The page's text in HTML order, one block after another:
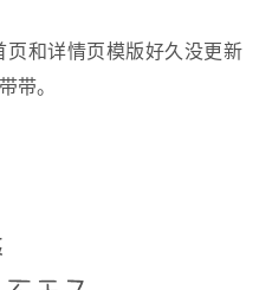
和详情页模版好久没更新
带。